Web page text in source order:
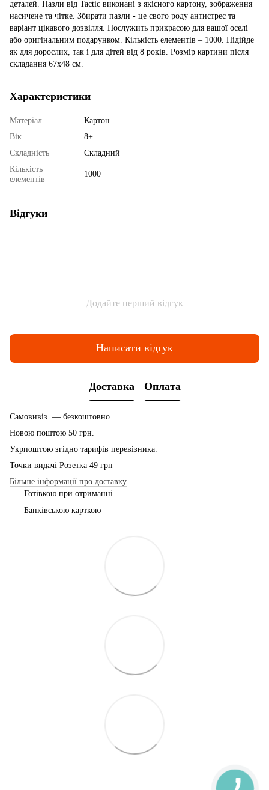
деталей. Пазли від Tactic виконані з якісного картону, зображення
насичене та чітке. Збирати пазли - це свого роду антистрес та
варіант цікавого дозвілля. Послужить прикрасою для вашої оселі
або оригінальним подарунком. Кількість елементів – 1000. Підійде
як для дорослих, так і для дітей від 8 років. Розмір картини після
складання 67х48 см.
Характеристики
Матеріал
Картон
Вік
8+
Складність
Складний
Кількість
елементів
1000
Відгуки
Додайте перший відгук
Написати відгук
Доставка Оплата
Самовивіз — безкоштовно.
Новою поштою 50 грн.
Укрпоштою згідно тарифів перевізника.
Точки видачі Розетка 49 грн
Більше інформації про доставку
Готівкою при отриманні
Банківською карткою